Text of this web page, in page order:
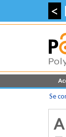
<
Se